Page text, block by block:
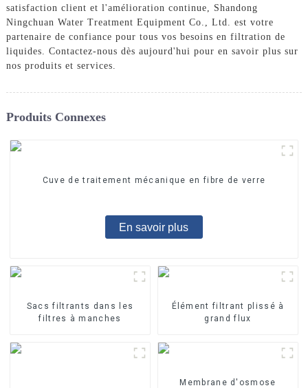
satisfaction client et l'amélioration continue, Shandong
Ningchuan Water Treatment Equipment Co., Ltd. est votre
partenaire de confiance pour tous vos besoins en filtration de
liquides. Contactez-nous dès aujourd'hui pour en savoir plus sur
nos produits et services.
Produits Connexes
Cuve de traitement mécanique en fibre de verre
En savoir plus
Sacs filtrants dans les
filtres à manches
Élément filtrant plissé à
grand flux
Membrane d'osmose